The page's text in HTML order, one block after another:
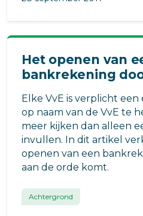
Het openen van
bankrekening
Elke VvE is verplicht
op naam van de VvE te
meer kijken dan alleen
invullen. In dit artikel
openen van een
aan de orde komt.
Achtergrond